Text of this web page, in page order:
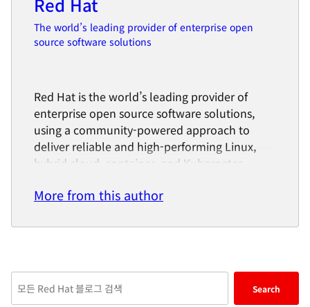
The world’s leading provider of enterprise open
source software solutions
Red Hat is the world’s leading provider of
enterprise open source software solutions,
using a community-powered approach to
deliver reliable and high-performing Linux,
hybrid cloud, container, and Kubernetes
existing IT applications, develop cloud-native
secure, and manage complex environments.
Award-winning support, training, and
More from this author
keywords
Search